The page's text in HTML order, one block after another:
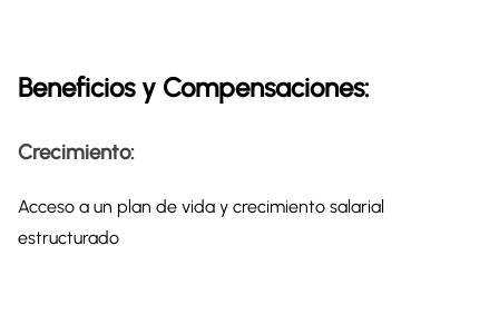
Beneficios y Compensaciones:
Crecimiento:
Acceso a un plan de vida y crecimiento salarial
estructurado